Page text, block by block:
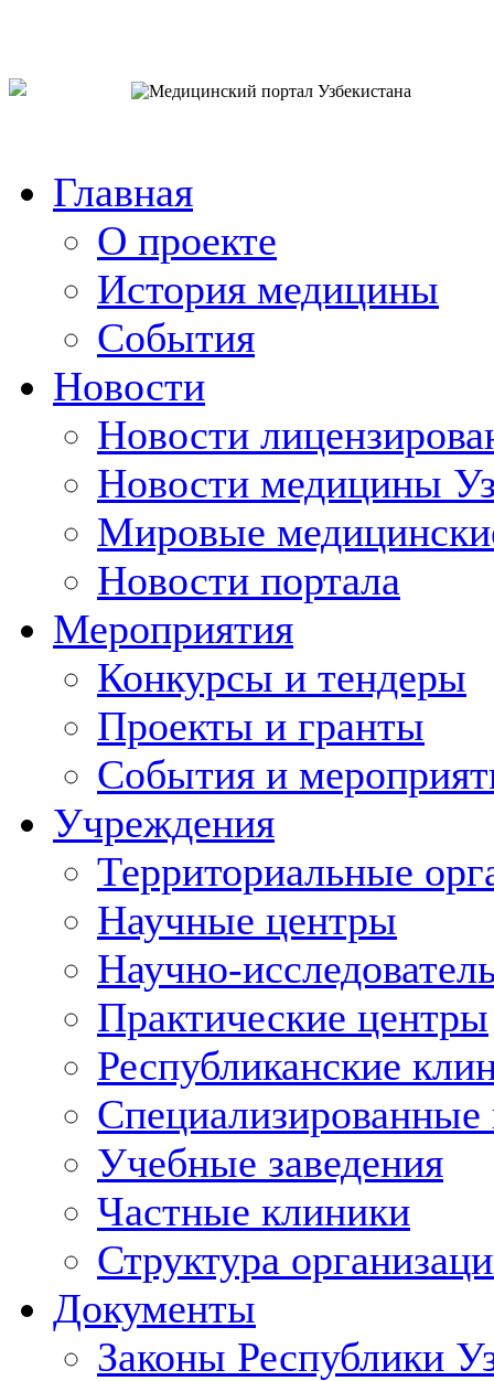
Главная
О проекте
История медицины
События
Новости
Новости
Новости медицины
Мировые
Новости портала
Мероприятия
Конкурсы и тендеры
Проекты и гранты
События и
Учреждения
Территориальные
Научные центры
Научно-
Практические центры
Республиканские
Учебные заведения
Частные клиники
Структура
Документы
Законы Республики